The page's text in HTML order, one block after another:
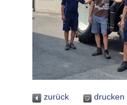
zurück drucken